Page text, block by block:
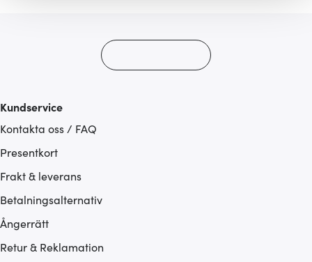
som du vill dela med dig av.
Kundservice
Kontakta oss / FAQ
Presentkort
Frakt & leverans
Betalningsalternativ
Ångerrätt
Retur & Reklamation